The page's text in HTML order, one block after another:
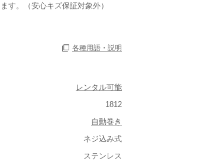
す。（安心キズ保証対象外）
各種用語・説明
レンタル可能
1812
自動巻き
ネジ込み式
ステンレス